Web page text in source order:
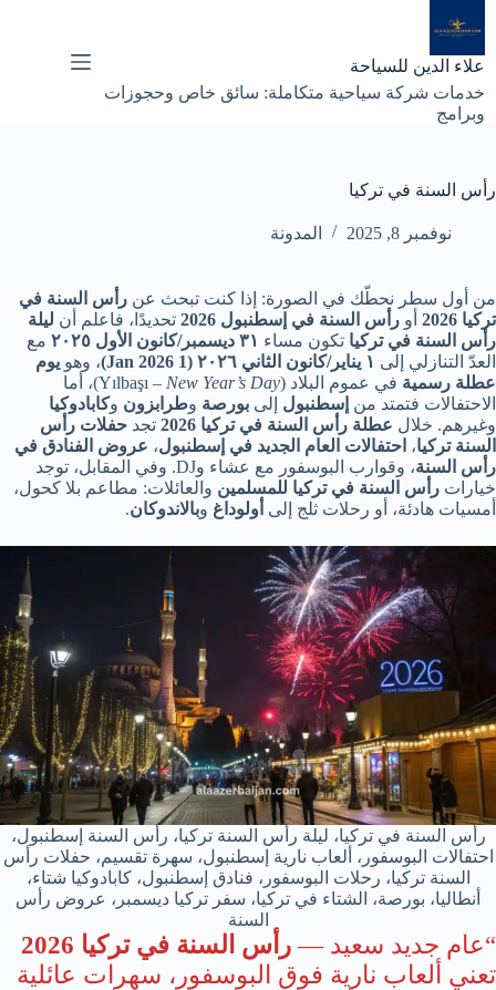
إلى
المحتوى
علاء الدين للسياحة
خدمات شركة سياحية متكاملة: سائق خاص وحجوزات
وبرامج
رأس السنة في تركيا
نوفمبر 8, 2025 المدونة
من أول سطر نحطّك في الصورة: إذا كنت تبحث عن رأس السنة في
تركيا 2026
أو رأس السنة في إسطنبول 2026 تحديدًا، فاعلم أن ليلة
رأس السنة في تركيا تكون مساء ٣١ ديسمبر/كانون الأول ٢٠٢٥
مع
العدّ التنازلي إلى ١ يناير/كانون الثاني ٢٠٢٦ (1 Jan 2026) ، وهو يوم
عطلة رسمية في عموم البلاد (Yılbaşı –New Year’s Day
)، أما
الاحتفالات فتمتد من إسطنبول إلى بورصة وطرابزون وكابادوكيا
وغيرهم. خلال عطلة رأس السنة في تركيا 2026 تجد حفلات رأس
السنة تركيا، احتفالات العام الجديد في إسطنبول، عروض الفنادق في
رأس السنة
، وقوارب البوسفور مع عشاء وDJ. وفي المقابل، توجد
خيارات رأس السنة في تركيا للمسلمين والعائلات: مطاعم بلا كحول،
أمسيات هادئة، أو رحلات ثلج إلى أولوداغ وبالاندوكان.
رأس السنة في تركيا، ليلة رأس السنة تركيا، رأس السنة إسطنبول،
احتفالات البوسفور، ألعاب نارية إسطنبول، سهرة تقسيم، حفلات رأس
السنة تركيا، رحلات البوسفور، فنادق إسطنبول، كابادوكيا شتاء،
أنطاليا، بورصة، الشتاء في تركيا، سفر تركيا ديسمبر، عروض رأس
السنة
“عام جديد سعيد — رأس السنة في تركيا 2026
تعني ألعاب نارية فوق البوسفور، سهرات عائلية